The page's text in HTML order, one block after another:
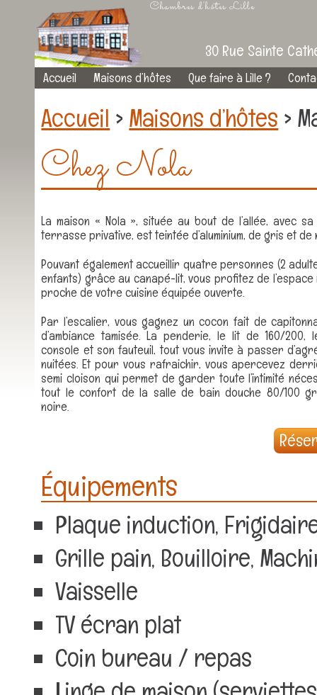
30 Rue Sainte
Chambres d'hôtes Lille
navigation
Accueil Maisons d’hôtes Que faire à Lille ?
Accueil > Maisons d’hôtes >
Chez Nola
La maison « Nola », située au bout de l’allée, avec
terrasse privative, est teintée d’aluminium, de gris et de
Pouvant également accueillir quatre personnes (2
enfants) grâce au canapé-lit, vous profitez de
proche de votre cuisine équipée ouverte.
Par l’escalier, vous gagnez un cocon fait de
d’ambiance tamisée. La penderie, le lit de 160/200,
console et son fauteuil, tout vous invite à passer
nuitées. Et pour vous rafraichir, vous apercevez
semi cloison qui permet de garder toute l’intimité
tout le confort de la salle de bain douche 80/100
noire.
Équipements
Plaque induction,
Grille pain, Bouilloire,
Vaisselle
TV écran plat
Coin bureau / repas